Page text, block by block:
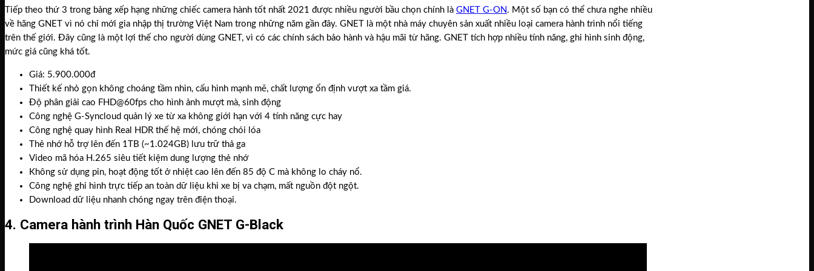
Tiếp theo thứ 3 trong bảng xếp hạng những chiếc camera hành tốt nhất 2021 được nhiều người bầu chọn chính là GNET G-ON . Một số bạn có thể chưa nghe nhiều
về hãng GNET vì nó chỉ mới gia nhập thị trường Việt Nam trong những năm gần đây. GNET là một nhà máy chuyên sản xuất nhiều loại camera hành trình nổi tiếng
trên thế giới. Đây cũng là một lợi thế cho người dùng GNET, vì có các chính sách bảo hành và hậu mãi từ hãng. GNET tích hợp nhiều tính năng, ghi hình sinh động,
mức giá cũng khá tốt.
Giá: 5.900.000đ
Thiết kế nhỏ gọn không choáng tầm nhìn, cấu hình mạnh mẽ, chất lượng ổn định vượt xa tầm giá.
Độ phân giải cao FHD@60fps cho hình ảnh mượt mà, sinh động
Công nghệ G-Syncloud quản lý xe từ xa không giới hạn với 4 tính năng cực hay
Công nghệ quay hình Real HDR thế hệ mới, chóng chói lóa
Thẻ nhớ hỗ trợ lên đến 1TB (~1.024GB) lưu trữ thả ga
Video mã hóa H.265 siêu tiết kiệm dung lượng thẻ nhớ
Không sử dụng pin, hoạt động tốt ở nhiệt cao lên đến 85 độ C mà không lo cháy nổ.
Công nghệ ghi hình trực tiếp an toàn dữ liệu khi xe bị va chạm, mất nguồn đột ngột.
Download dữ liệu nhanh chóng ngay trên điện thoại.
4. Camera hành trình Hàn Quốc GNET G-Black